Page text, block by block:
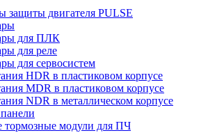
защиты двигателя PULSE
для ПЛК
для реле
для сервосистем
HDR в пластиковом корпусе
MDR в пластиковом корпусе
NDR в металлическом корпусе
модули для ПЧ